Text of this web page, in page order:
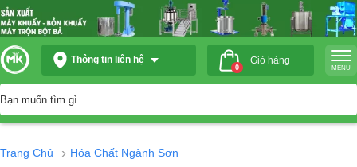
Thông tin liên hệ
0
Giỏ hàng
MENU
Trang Chủ › Hóa Chất Ngành Sơn